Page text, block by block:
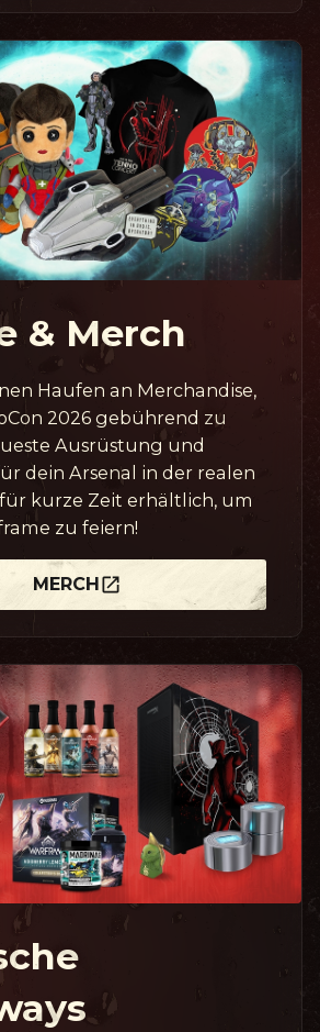
& Merch
Haufen an Merchandise,
2026 gebührend zu
Ausrüstung und
dein Arsenal in der realen
kurze Zeit erhältlich, um
zu feiern!
MERCH